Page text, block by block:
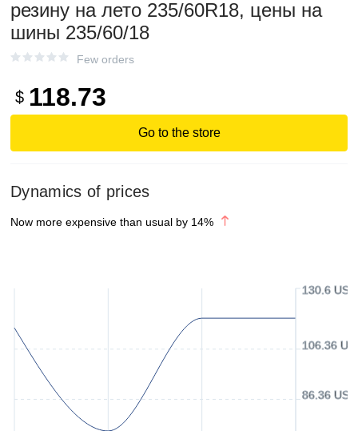
резину на лето 235/60R18, цены на
шины 235/60/18
Few orders
$ 118.73
Go to the store
Dynamics of prices
Now more expensive than usual by 14%
86.36 USD
106.36
130.6 USD